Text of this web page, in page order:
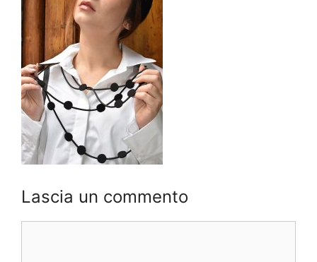
Lascia un commento